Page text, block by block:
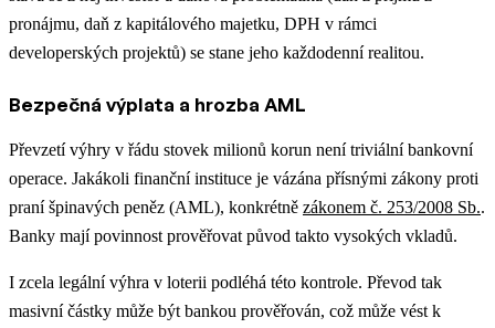
pronájmu, daň z kapitálového majetku, DPH v rámci
developerských projektů) se stane jeho každodenní realitou.
Bezpečná výplata a hrozba AML
Převzetí výhry v řádu stovek milionů korun není triviální bankovní
operace. Jakákoli finanční instituce je vázána přísnými zákony proti
praní špinavých peněz (AML), konkrétně zákonem č. 253/2008 Sb..
Banky mají povinnost prověřovat původ takto vysokých vkladů.
I zcela legální výhra v loterii podléhá této kontrole. Převod tak
masivní částky může být bankou prověřován, což může vést k